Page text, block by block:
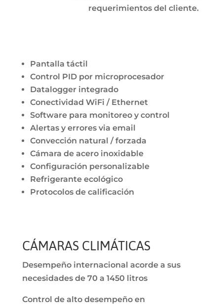
requerimientos del cliente.
Pantalla táctil
Control PID por microprocesador
Datalogger integrado
Conectividad WiFi / Ethernet
Software para monitoreo y control
Alertas y errores via email
Convección natural / forzada
Cámara de acero inoxidable
Configuración personalizable
Refrigerante ecológico
Protocolos de calificación
CÁMARAS CLIMÁTICAS
Desempeño internacional acorde a sus
necesidades de 70 a 1450 litros
Control de alto desempeño en